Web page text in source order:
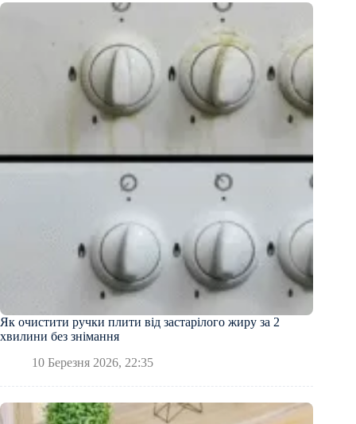
Як очистити ручки плити від застарілого жиру за 2
хвилини без знімання
10 Березня 2026, 22:35